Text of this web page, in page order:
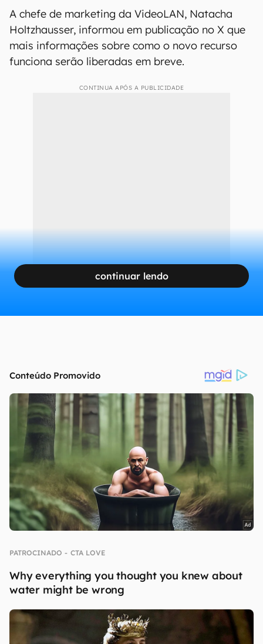
A chefe de marketing da VideoLAN, Natacha
Holtzhausser, informou em publicação no X que
mais informações sobre como o novo recurso
funciona serão liberadas em breve.
CONTINUA APÓS A PUBLICIDADE
continuar lendo